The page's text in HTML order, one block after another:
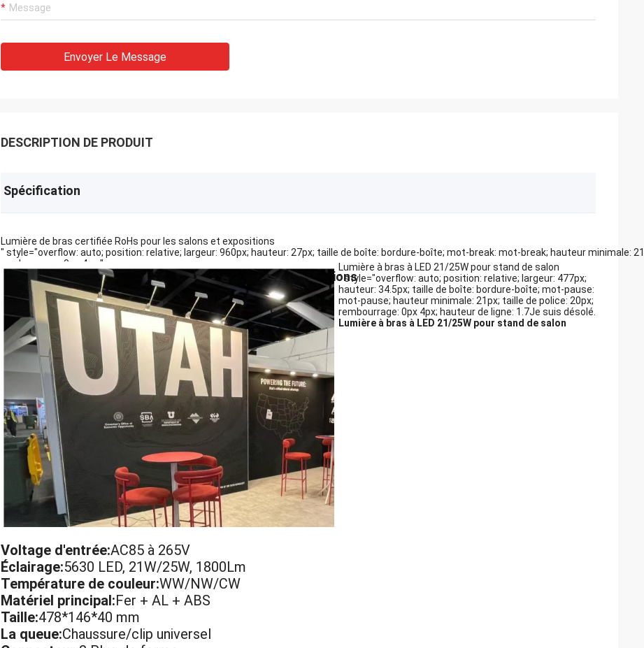
Envoyer Le Message
DESCRIPTION DE PRODUIT
Spécification
Lumière de bras certifiée RoHs pour les salons et expositions
" style="overflow: auto; position: relative; largeur: 960px; hauteur: 27px; taille de boîte: bordure-boîte; mot-break: mot-break; hauteur minimale:
rembourrage: 0px 4px;">
Lumière de bras certifiée RoHs pour les salons et expositions
Lumière à bras à LED 21/25W pour stand de salon
" style="overflow: auto; position: relative; largeur: 477px;
hauteur: 34.5px; taille de boîte: bordure-boîte; mot-pause:
mot-pause; hauteur minimale: 21px; taille de police: 20px;
rembourrage: 0px 4px; hauteur de ligne: 1.7Je suis désolé.
Lumière à bras à LED 21/25W pour stand de salon
Voltage d'entrée:AC85 à 265V
Éclairage:5630 LED, 21W/25W, 1800Lm
Température de couleur:WW/NW/CW
Matériel principal:Fer + AL + ABS
Taille:478*146*40 mm
La queue:Chaussure/clip universel